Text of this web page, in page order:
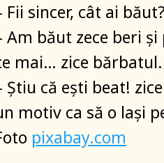
Fii sincer, cât ai băut?
Am băut zece beri
mai… zice bărbatul.
Ştiu că eşti beat!
motiv ca să o laşi
pixabay.com